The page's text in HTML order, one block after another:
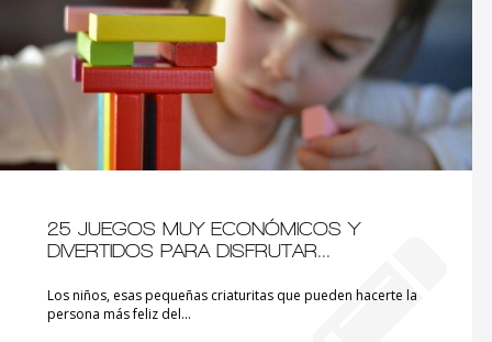
25 JUEGOS MUY ECONÓMICOS Y
DIVERTIDOS PARA DISFRUTAR...
Los niños, esas pequeñas criaturitas que pueden hacerte la
persona más feliz del...